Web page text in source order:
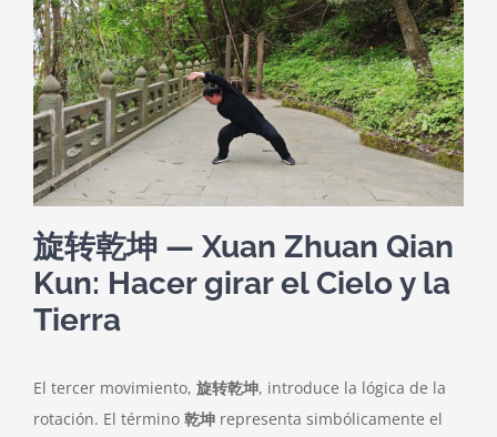
旋转乾坤 — Xuan Zhuan Qian
Kun: Hacer girar el Cielo y la
Tierra
El tercer movimiento, 旋转乾坤, introduce la lógica de la
rotación. El término 乾坤representa simbólicamente el